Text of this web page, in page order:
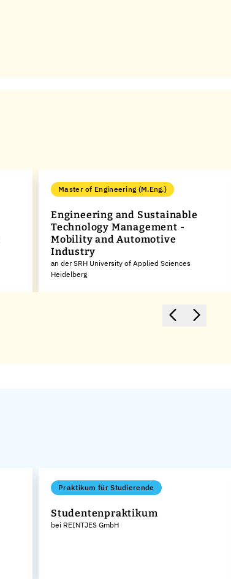
Master of Engineering (M.Eng.)
Engineering and Sustainable
Technology Management -
Mobility and Automotive
Industry
an der SRH University of Applied Sciences
Heidelberg
Praktikum für Studierende
Studentenpraktikum
bei REINTJES GmbH